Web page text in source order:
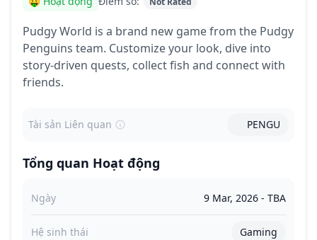
Pudgy World is a brand new game from the Pudgy
Penguins team. Customize your look, dive into
story-driven quests, collect fish and connect with
friends.
PENGU
Tài sản Liên quan
Tổng quan Hoạt động
Ngày 9 Mar, 2026 - TBA
Hệ sinh thái Gaming